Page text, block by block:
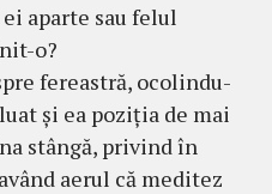
aparte sau felul
o?
fereastră, oco­lindu-
şi ea poziţia de mai
stângă, pri­vind în
aerul că meditez